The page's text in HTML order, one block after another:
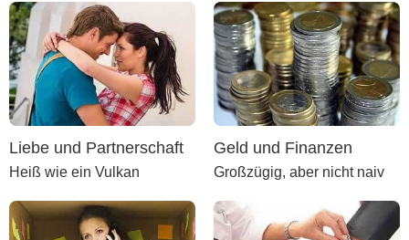
Liebe und Partnerschaft
Heiß wie ein Vulkan
Geld und Finanzen
Großzügig, aber nicht naiv